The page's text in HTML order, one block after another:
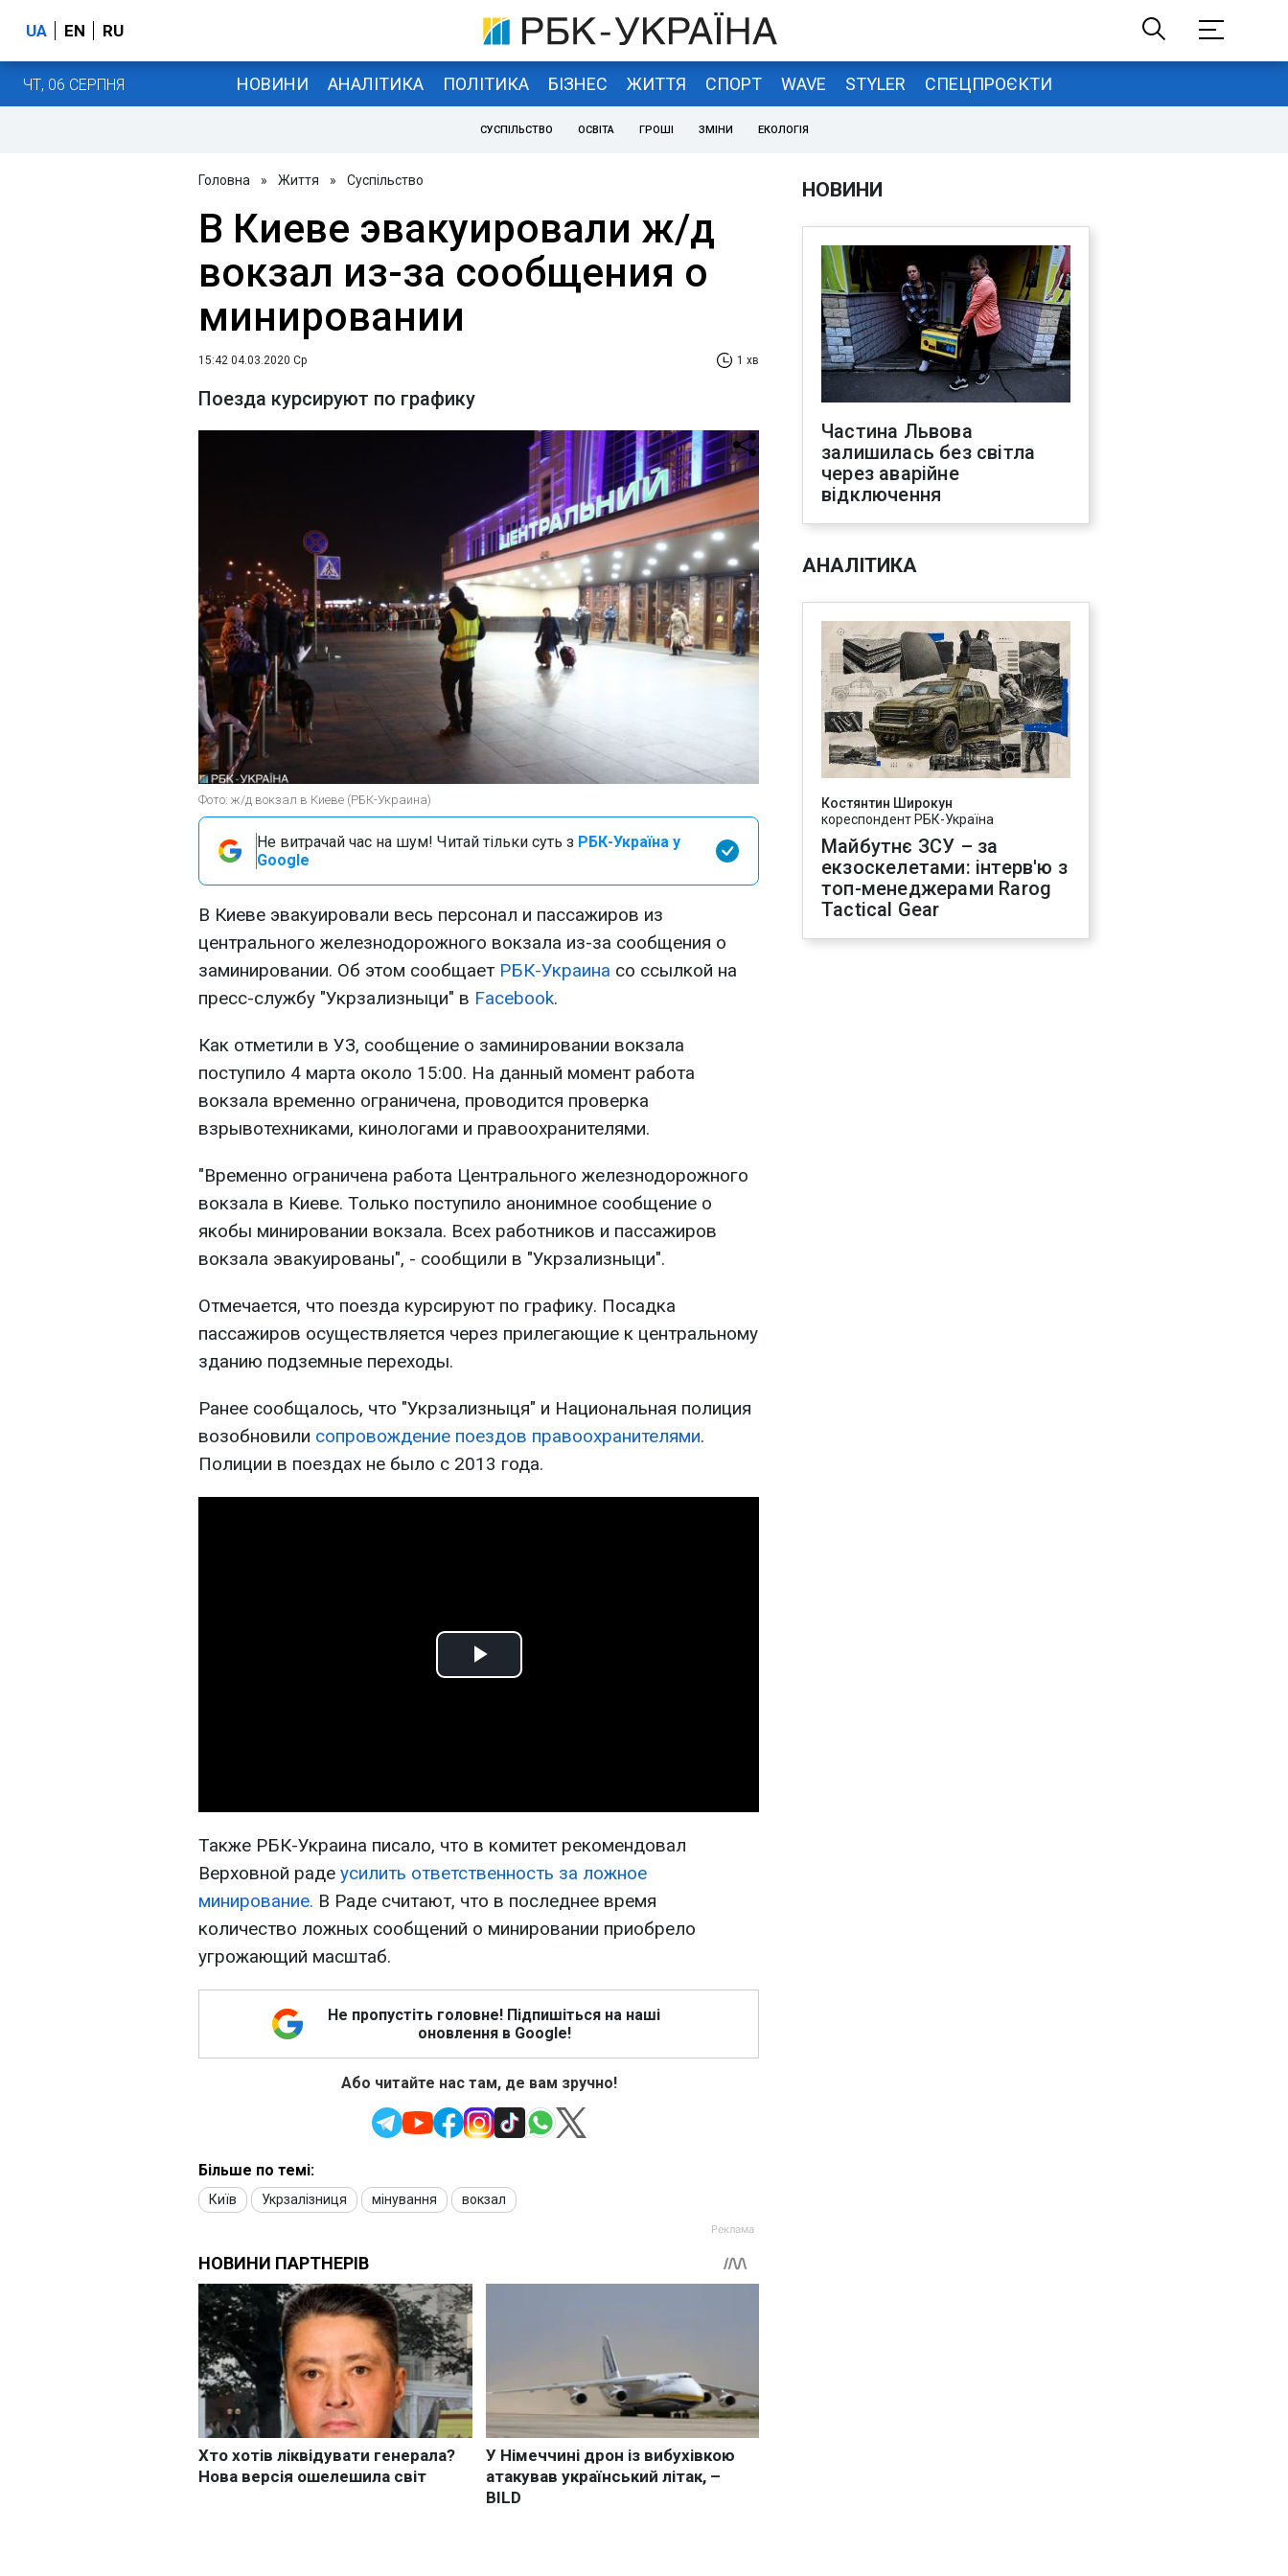
UA EN RU
ЧТ, 06 СЕРПНЯ НОВИНИ АНАЛІТИКА ПОЛІТИКА БІЗНЕС ЖИТТЯ СПОРТ WAVE STYLER СПЕЦПРОЄКТИ
СУСПІЛЬСТВО ОСВІТА ГРОШІ ЗМІНИ ЕКОЛОГІЯ
Головна » Життя » Суспільство
В Киеве эвакуировали ж/д
вокзал из-за сообщения о
минировании
15:42 04.03.2020 Ср 1 хв
Поезда курсируют по графику
Фото: ж/д вокзал в Киеве (РБК-Украина)
Не витрачай час на шум! Читай тільки суть з РБК-Україна у
Google
В Киеве эвакуировали весь персонал и пассажиров из
центрального железнодорожного вокзала из-за сообщения о
заминировании. Об этом сообщает РБК-Украина со ссылкой на
пресс-службу "Укрзализныци" в Facebook.
Как отметили в УЗ, сообщение о заминировании вокзала
поступило 4 марта около 15:00. На данный момент работа
вокзала временно ограничена, проводится проверка
взрывотехниками, кинологами и правоохранителями.
"Временно ограничена работа Центрального железнодорожного
вокзала в Киеве. Только поступило анонимное сообщение о
якобы минировании вокзала. Всех работников и пассажиров
вокзала эвакуированы", - сообщили в "Укрзализныци".
Отмечается, что поезда курсируют по графику. Посадка
пассажиров осуществляется через прилегающие к центральному
зданию подземные переходы.
Ранее сообщалось, что "Укрзализныця" и Национальная полиция
возобновили сопровождение поездов правоохранителями.
Полиции в поездах не было с 2013 года.
Play
Также РБК-Украина писало, что в комитет рекомендовал
Верховной раде усилить ответственность за ложное
минирование. В Раде считают, что в последнее время
количество ложных сообщений о минировании приобрело
угрожающий масштаб.
Не пропустіть головне! Підпишіться на наші
оновлення в Google!
Або читайте нас там, де вам зручно!
Більше по темі:
Київ Укрзалізниця мінування вокзал
НОВИНИ
Частина Львова
залишилась без світла
через аварійне
відключення
АНАЛІТИКА
Костянтин Широкун
кореспондент РБК-Україна
Майбутнє ЗСУ – за
екзоскелетами: інтерв'ю з
топ-менеджерами Rarog
Tactical Gear